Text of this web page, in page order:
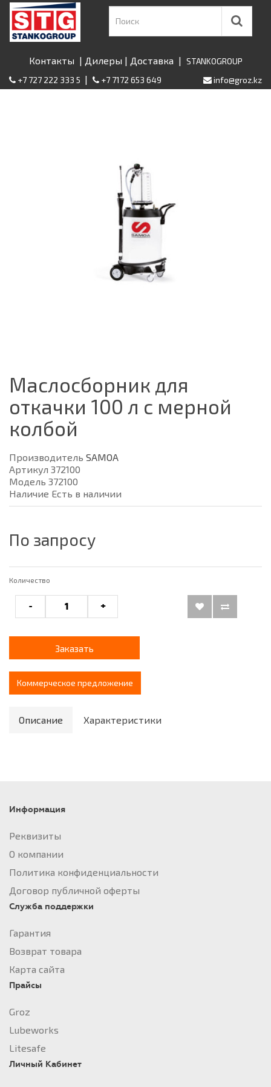
Контакты | Дилеры | Доставка | STANKOGROUP
+7 727 222 333 5 | +7 7172 653 649 info@groz.kz
Маслосборник для
откачки 100 л с мерной
колбой
Производитель SAMOA
Артикул 372100
Модель 372100
Наличие Есть в наличии
По запросу
Количество
- +
Заказать
Коммерческое предложение
Описание Характеристики
Информация
Реквизиты
О компании
Политика конфиденциальности
Договор публичной оферты
Служба поддержки
Гарантия
Возврат товара
Карта сайта
Прайсы
Groz
Lubeworks
Litesafe
Личный Кабинет